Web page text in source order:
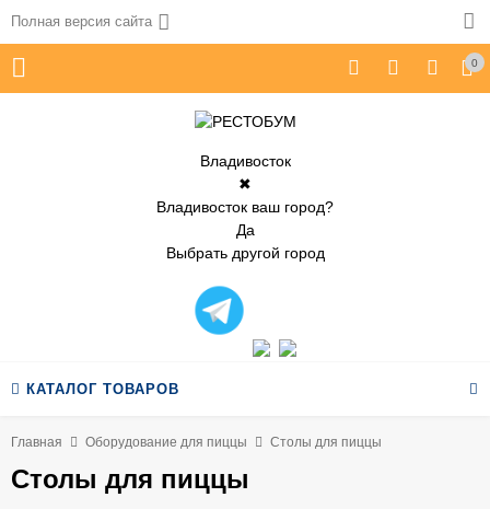
Полная версия сайта
0
Владивосток
✖
Владивосток ваш город?
Да
Выбрать другой город
КАТАЛОГ ТОВАРОВ
Главная Оборудование для пиццы Столы для пиццы
Столы для пиццы